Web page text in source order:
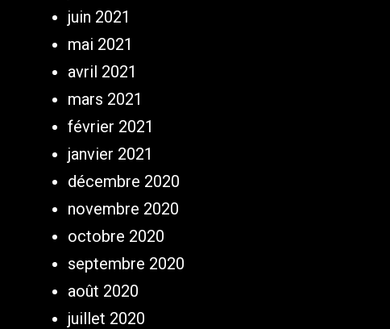
juin 2021
mai 2021
avril 2021
mars 2021
février 2021
janvier 2021
décembre 2020
novembre 2020
octobre 2020
septembre 2020
août 2020
juillet 2020